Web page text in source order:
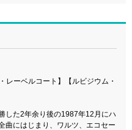
レーベルコート】【ルビジウム・
した2年余り後の1987年12月にハ
曲にはじまり、ワルツ、エコセー